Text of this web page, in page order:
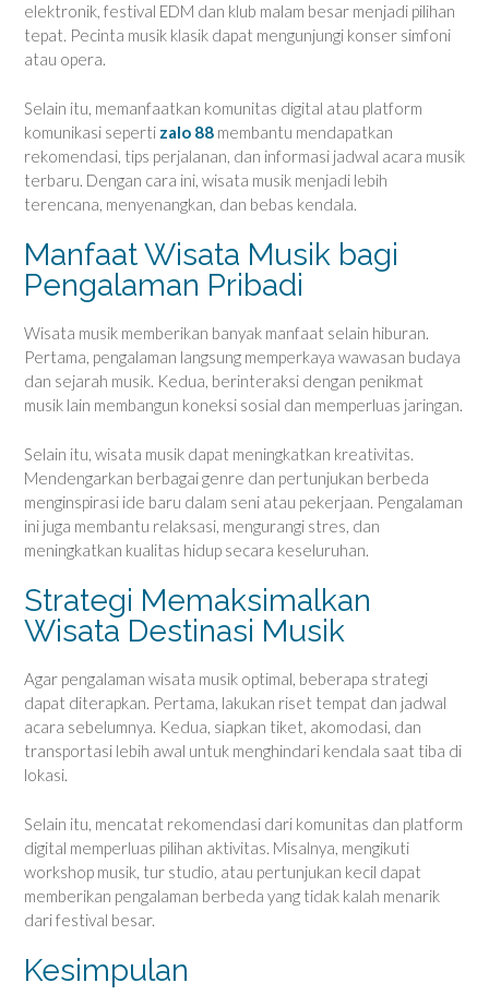
elektronik, festival EDM dan klub malam besar menjadi pilihan
tepat. Pecinta musik klasik dapat mengunjungi konser simfoni
atau opera.
Selain itu, memanfaatkan komunitas digital atau platform
komunikasi seperti zalo 88 membantu mendapatkan
rekomendasi, tips perjalanan, dan informasi jadwal acara musik
terbaru. Dengan cara ini, wisata musik menjadi lebih
terencana, menyenangkan, dan bebas kendala.
Manfaat Wisata Musik bagi
Pengalaman Pribadi
Wisata musik memberikan banyak manfaat selain hiburan.
Pertama, pengalaman langsung memperkaya wawasan budaya
dan sejarah musik. Kedua, berinteraksi dengan penikmat
musik lain membangun koneksi sosial dan memperluas jaringan.
Selain itu, wisata musik dapat meningkatkan kreativitas.
Mendengarkan berbagai genre dan pertunjukan berbeda
menginspirasi ide baru dalam seni atau pekerjaan. Pengalaman
ini juga membantu relaksasi, mengurangi stres, dan
meningkatkan kualitas hidup secara keseluruhan.
Strategi Memaksimalkan
Wisata Destinasi Musik
Agar pengalaman wisata musik optimal, beberapa strategi
dapat diterapkan. Pertama, lakukan riset tempat dan jadwal
acara sebelumnya. Kedua, siapkan tiket, akomodasi, dan
transportasi lebih awal untuk menghindari kendala saat tiba di
lokasi.
Selain itu, mencatat rekomendasi dari komunitas dan platform
digital memperluas pilihan aktivitas. Misalnya, mengikuti
workshop musik, tur studio, atau pertunjukan kecil dapat
memberikan pengalaman berbeda yang tidak kalah menarik
dari festival besar.
Kesimpulan